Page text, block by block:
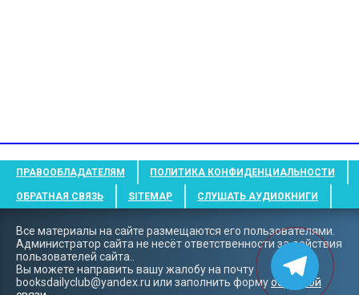
ПРАВООБЛАДАТЕЛЯМ ПОЛИТИКА КОНФИДЕНЦИАЛЬНОСТИ
ОБРАТНАЯ СВЯЗЬ SITEMAP СЛУШАТЬ АУДИОКНИГИ
Все материалы на сайте размещаются его пользователями.
Администратор сайта не несёт ответственности за действия
пользователей сайта..
Вы можете направить вашу жалобу на почту
booksdailyclub@yandex.ru или заполнить формуобратной